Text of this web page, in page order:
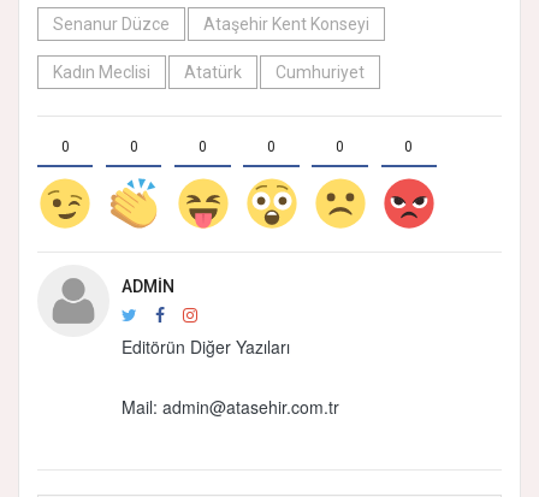
Senanur Düzce
Ataşehir Kent Konseyi
Kadın Meclisi Atatürk Cumhuriyet
0 0 0 0 0 0
ADMIN
Editörün Diğer Yazıları
Mail: admin@atasehir.com.tr